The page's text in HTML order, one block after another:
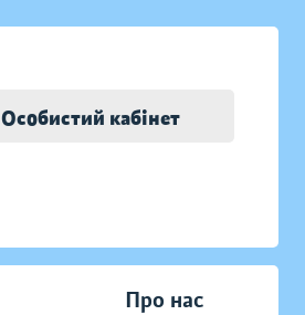
Особистий кабінет
Про нас